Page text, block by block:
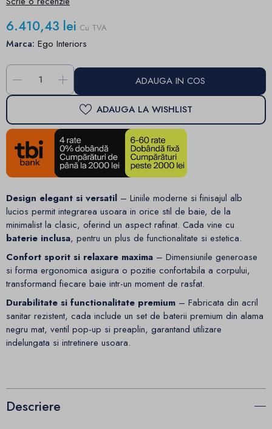
6.410,43 lei Cu TVA
Marca: Ego Interiors
- + ADAUGA IN COS
ADAUGA LA WISHLIST
Design elegant si versatil – Liniile moderne si finisajul alb
lucios permit integrarea usoara in orice stil de baie, de la
minimalist la clasic, oferind un aspect rafinat. Cada vine cu
baterie inclusa, pentru un plus de functionalitate si estetica.
Confort sporit si relaxare maxima – Dimensiunile generoase
si forma ergonomica asigura o pozitie confortabila a corpului,
transformand fiecare baie intr-un moment de rasfat.
Durabilitate si functionalitate premium – Fabricata din acril
sanitar rezistent, cada include un set de baterii premium din alama
negru mat, ventil pop-up si preaplin, garantand utilizare
indelungata si intretinere usoara.
Descriere